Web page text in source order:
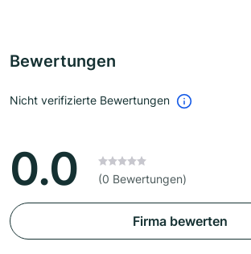
Bewertungen
Nicht verifizierte Bewertungen
0.0 (0 Bewertungen)
Firma bewerten